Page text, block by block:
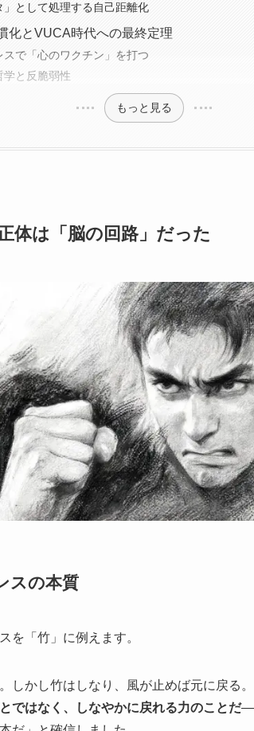
」として処理する自己距離化
化とVUCA時代への最終定理
スで「心のワクチン」を打つ
学と反脆弱性
もっと見る
体は「脳の回路」だった
スの本質
を「竹」に例えます。
しかし竹はしなり、風が止めば元に戻る。
ではなく、しなやかに戻れる力のことだ